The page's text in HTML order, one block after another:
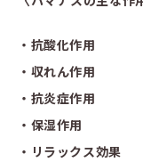
・抗酸化作用
・収れん作用
・抗炎症作用
・保湿作用
・リラックス効果